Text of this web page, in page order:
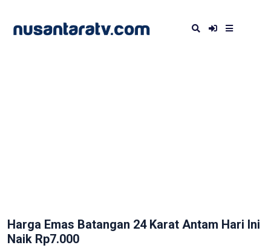
Harga Emas Batangan 24 Karat Antam Hari Ini
Naik Rp7.000